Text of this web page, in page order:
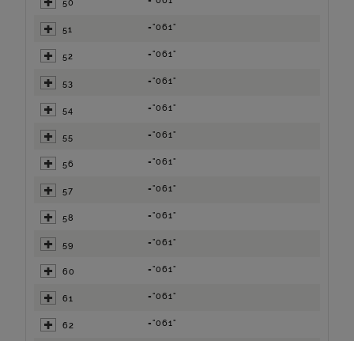
50
51 ="061"
52 ="061"
53 ="061"
54 ="061"
55 ="061"
56 ="061"
57 ="061"
58 ="061"
59 ="061"
60 ="061"
61 ="061"
62 ="061"